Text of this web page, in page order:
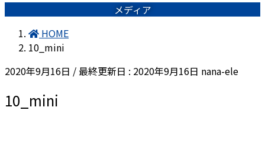
メディア
HOME
10_mini
2020年9月16日 / 最終更新日 : 2020年9月16日 nana-ele
10_mini